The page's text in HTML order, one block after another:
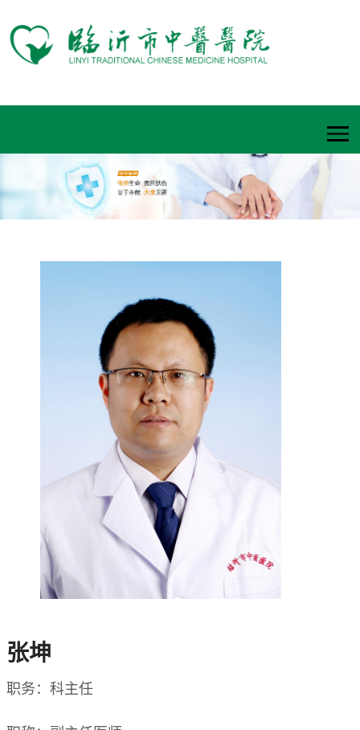
张坤
职务：科主任